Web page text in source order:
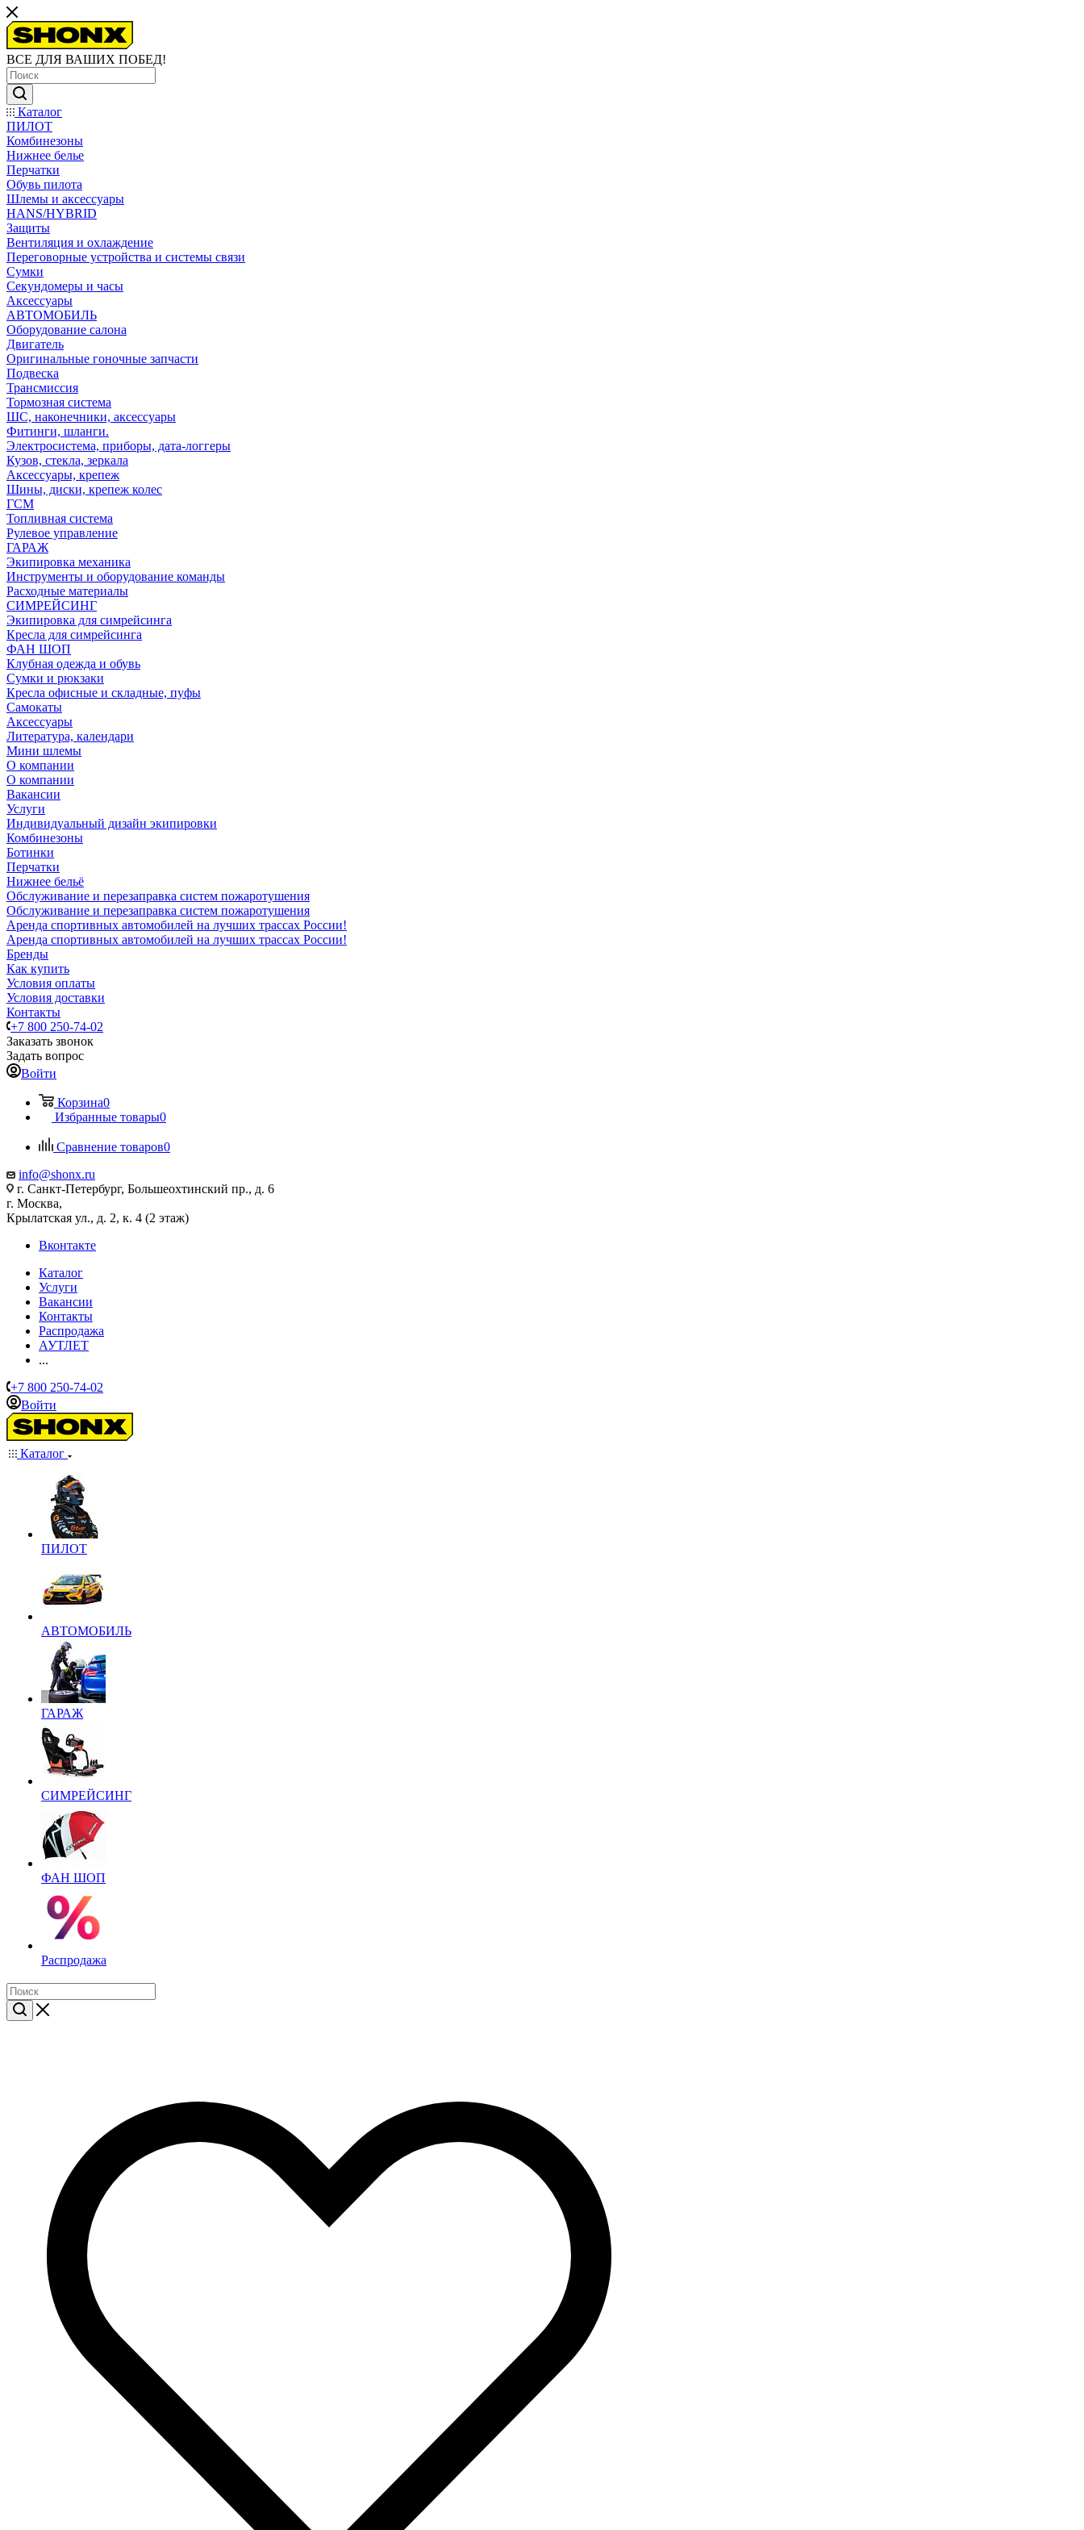
ВСЕ ДЛЯ ВАШИХ ПОБЕД!
Каталог
ПИЛОТ
Комбинезоны
Нижнее белье
Перчатки
Обувь пилота
Шлемы и аксессуары
HANS/HYBRID
Защиты
Вентиляция и охлаждение
Переговорные устройства и системы связи
Сумки
Секундомеры и часы
Аксессуары
АВТОМОБИЛЬ
Оборудование салона
Двигатель
Оригинальные гоночные запчасти
Подвеска
Трансмиссия
Тормозная система
ШС, наконечники, аксессуары
Фитинги, шланги.
Электросистема, приборы, дата-логгеры
Кузов, стекла, зеркала
Аксессуары, крепеж
Шины, диски, крепеж колес
ГСМ
Топливная система
Рулевое управление
ГАРАЖ
Экипировка механика
Инструменты и оборудование команды
Расходные материалы
СИМРЕЙСИНГ
Экипировка для симрейсинга
Кресла для симрейсинга
ФАН ШОП
Клубная одежда и обувь
Сумки и рюкзаки
Кресла офисные и складные, пуфы
Самокаты
Аксессуары
Литература, календари
Мини шлемы
О компании
О компании
Вакансии
Услуги
Индивидуальный дизайн экипировки
Комбинезоны
Ботинки
Перчатки
Нижнее бельё
Обслуживание и перезаправка систем пожаротушения
Обслуживание и перезаправка систем пожаротушения
Аренда спортивных автомобилей на лучших трассах России!
Аренда спортивных автомобилей на лучших трассах России!
Бренды
Как купить
Условия оплаты
Условия доставки
Контакты
+7 800 250-74-02
Заказать звонок
Задать вопрос
Войти
Корзина0
Избранные товары0
Сравнение товаров0
info@shonx.ru
г. Санкт-Петербург, Большеохтинский пр., д. 6
г. Москва,
Крылатская ул., д. 2, к. 4 (2 этаж)
Вконтакте
Каталог
Услуги
Вакансии
Контакты
Распродажа
АУТЛЕТ
...
+7 800 250-74-02
Войти
Каталог
ПИЛОТ
АВТОМОБИЛЬ
ГАРАЖ
СИМРЕЙСИНГ
ФАН ШОП
Распродажа